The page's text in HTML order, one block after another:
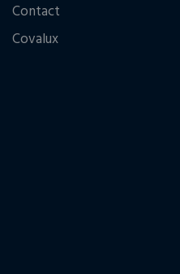
Contact
Covalux